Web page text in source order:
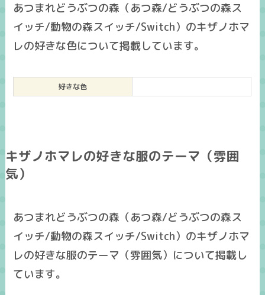
あつまれどうぶつの森（あつ森/どうぶつの森ス
イッチ/動物の森スイッチ/Switch）のキザノホマ
レの好きな色について掲載しています。
好きな色
キザノホマレの好きな服のテーマ（雰囲
気）
あつまれどうぶつの森（あつ森/どうぶつの森ス
イッチ/動物の森スイッチ/Switch）のキザノホマ
レの好きな服のテーマ（雰囲気）について掲載し
ています。